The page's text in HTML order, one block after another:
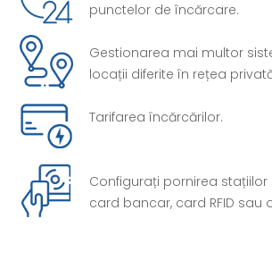
punctelor de încărcare.
Gestionarea mai multor
locații diferite în rețea
Tarifarea încărcărilor.
Configurați pornirea
card bancar, card RFID sau